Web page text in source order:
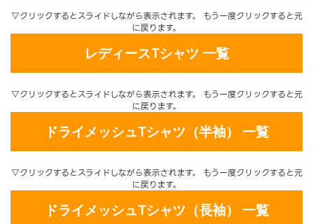
▽クリックするとスライドしながら表示されます。 もう一度クリックすると元
に戻ります。
レディースTシャツ 一覧
▽クリックするとスライドしながら表示されます。 もう一度クリックすると元
に戻ります。
ドライメッシュTシャツ（半袖） 一覧
▽クリックするとスライドしながら表示されます。 もう一度クリックすると元
に戻ります。
ドライメッシュTシャツ（長袖） 一覧